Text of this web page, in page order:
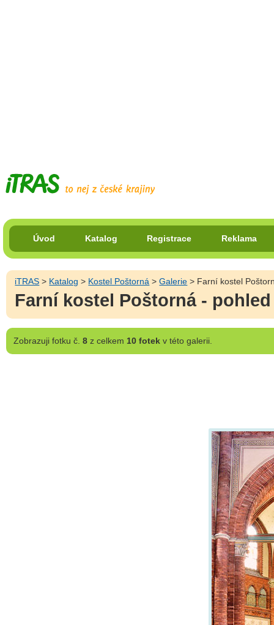
Úvod Katalog Registrace Reklama
iTRAS > Katalog > Kostel Poštorná >Galerie > Farní kostel
Farní kostel Poštorná -
Zobrazujifotku č. 8z celkem 10 fotekv této galerii.